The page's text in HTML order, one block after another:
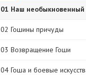
01 Наш необыкновенный
02 Гошины причуды
03 Возвращение Гоши
04 Гоша и боевые